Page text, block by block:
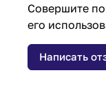
Совершите
его
Написать